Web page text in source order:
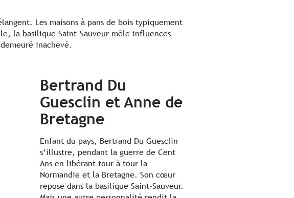
Les maisons à pans de bois typiquement
la basilique Saint-Sauveur mêle influences
inachevé.
Bertrand Du
Guesclin et Anne de
Bretagne
Enfant du pays, Bertrand Du Guesclin
s’illustre, pendant la guerre de Cent
Ans en libérant tour à tour la
Normandie et la Bretagne. Son cœur
repose dans la basilique Saint-Sauveur.